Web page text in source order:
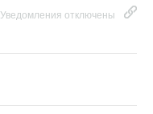
Уведомления отключены